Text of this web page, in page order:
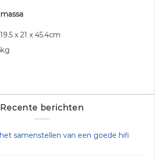
x 21 x 45.4cm
Recente berichten
samenstellen van een goede hifi